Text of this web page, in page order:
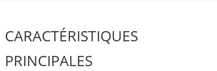
CARACTÉRISTIQUES
PRINCIPALES